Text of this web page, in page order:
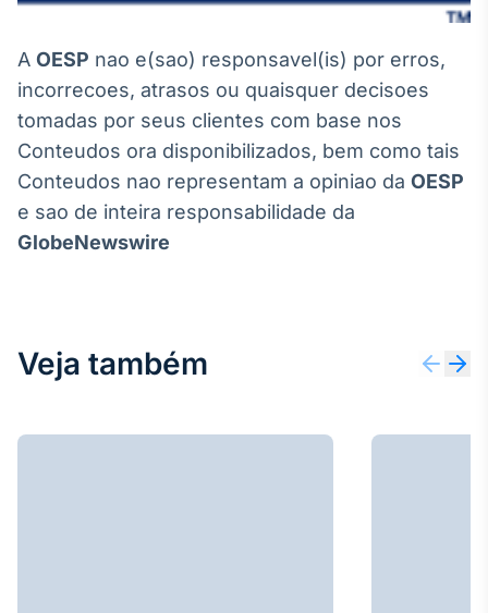
A OESP nao e(sao) responsavel(is) por erros,
incorrecoes, atrasos ou quaisquer decisoes
tomadas por seus clientes com base nos
Conteudos ora disponibilizados, bem como tais
Conteudos nao representam a opiniao da OESP
e sao de inteira responsabilidade da
GlobeNewswire
Veja também